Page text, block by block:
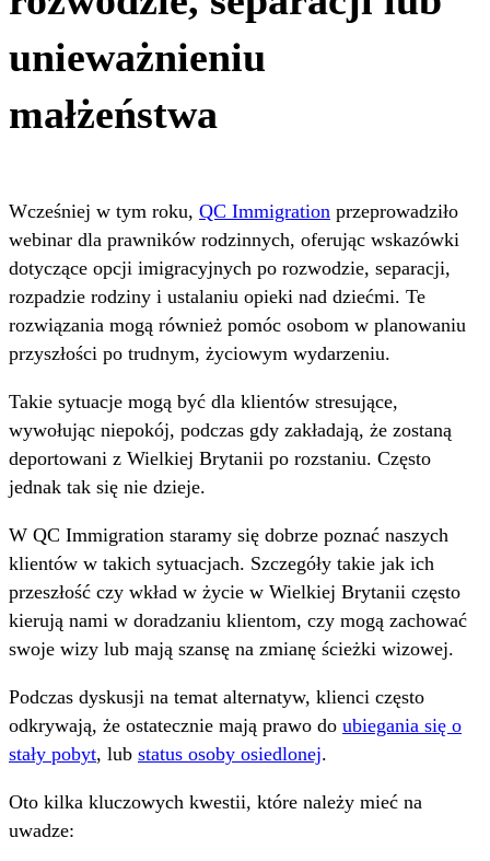
unieważnieniu
małżeństwa
Wcześniej w tym roku, QC Immigration przeprowadziło
webinar dla prawników rodzinnych, oferując wskazówki
dotyczące opcji imigracyjnych po rozwodzie, separacji,
rozpadzie rodziny i ustalaniu opieki nad dziećmi. Te
rozwiązania mogą również pomóc osobom w planowaniu
przyszłości po trudnym, życiowym wydarzeniu.
Takie sytuacje mogą być dla klientów stresujące,
wywołując niepokój, podczas gdy zakładają, że zostaną
deportowani z Wielkiej Brytanii po rozstaniu. Często
jednak tak się nie dzieje.
W QC Immigration staramy się dobrze poznać naszych
klientów w takich sytuacjach. Szczegóły takie jak ich
przeszłość czy wkład w życie w Wielkiej Brytanii często
kierują nami w doradzaniu klientom, czy mogą zachować
swoje wizy lub mają szansę na zmianę ścieżki wizowej.
Podczas dyskusji na temat alternatyw, klienci często
odkrywają, że ostatecznie mają prawo do ubiegania się o
stały pobyt, lub status osoby osiedlonej.
Oto kilka kluczowych kwestii, które należy mieć na
uwadze: